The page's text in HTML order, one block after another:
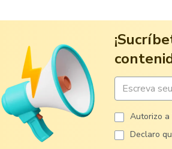
Autorizo ​​a
Declaro